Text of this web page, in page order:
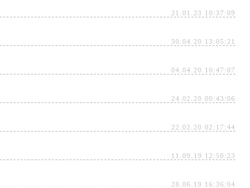
21.01.23 10:37:09
30.04.20 13:05:21
04.04.20 10:47:07
24.02.20 00:43:06
22.02.20 02:17:44
11.09.19 12:50:23
28.06.19 16:36:04